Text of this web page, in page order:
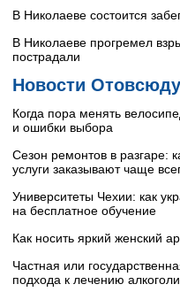
В Николаеве состоится
В Николаеве прогремел
пострадали
Новости Отовсюду
Когда пора менять
и ошибки выбора
Сезон ремонтов в разгаре:
услуги заказывают чаще
Университеты Чехии: как
на бесплатное обучение
Как носить яркий женский
Частная или
подхода к лечению